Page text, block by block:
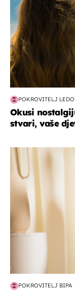
POKROVITELJ LEDO
Okusi
stvari, vaše
moda & ljepota
POKROVITELJ BIPA